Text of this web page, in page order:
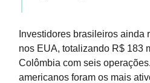
Investidores brasileiros ainda
nos EUA, totalizando R$ 183
Colômbia com seis
americanos foram os mais